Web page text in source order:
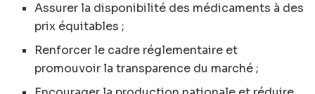
Assurer la disponibilité des médicaments à des
prix équitables ;
Renforcer le cadre réglementaire et
promouvoir la transparence du marché ;